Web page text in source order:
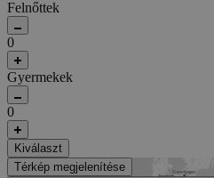
Felnőttek
0
Gyermekek
0
Kiválaszt
Térkép megjelenítése